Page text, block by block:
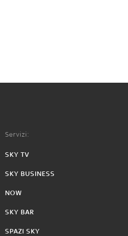
Servizi:
SKY TV
SKY BUSINESS
NOW
SKY BAR
SPAZI SKY